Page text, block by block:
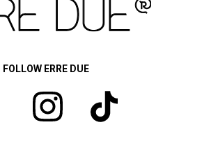
FOLLOW ERRE DUE